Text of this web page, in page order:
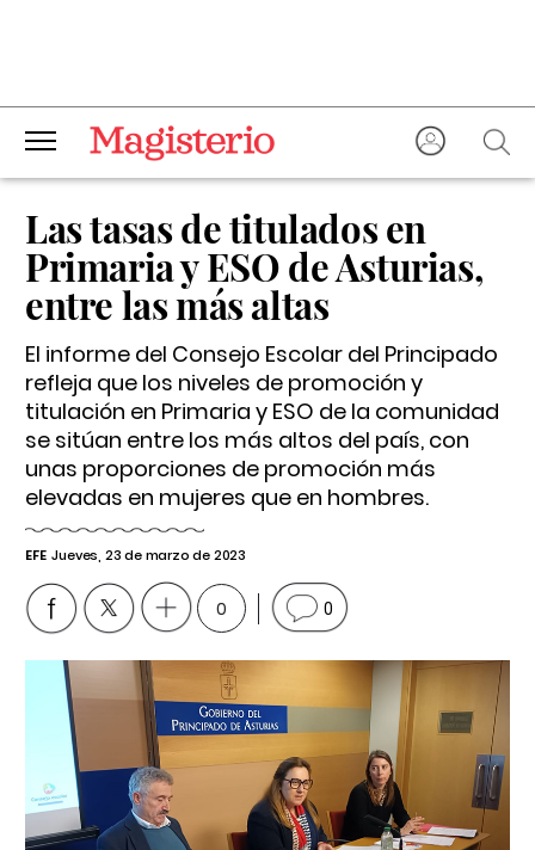
Las tasas de titulados en
Primaria y ESO de Asturias,
entre las más altas
El informe del Consejo Escolar del Principado
refleja que los niveles de promoción y
titulación en Primaria y ESO de la comunidad
se sitúan entre los más altos del país, con
unas proporciones de promoción más
elevadas en mujeres que en hombres.
EFE Jueves, 23 de marzo de 2023
0 0